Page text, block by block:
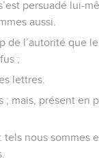
persuadé lui-
aussi.
l’autorité que
;
lettres.
mais, présent en
nous sommes